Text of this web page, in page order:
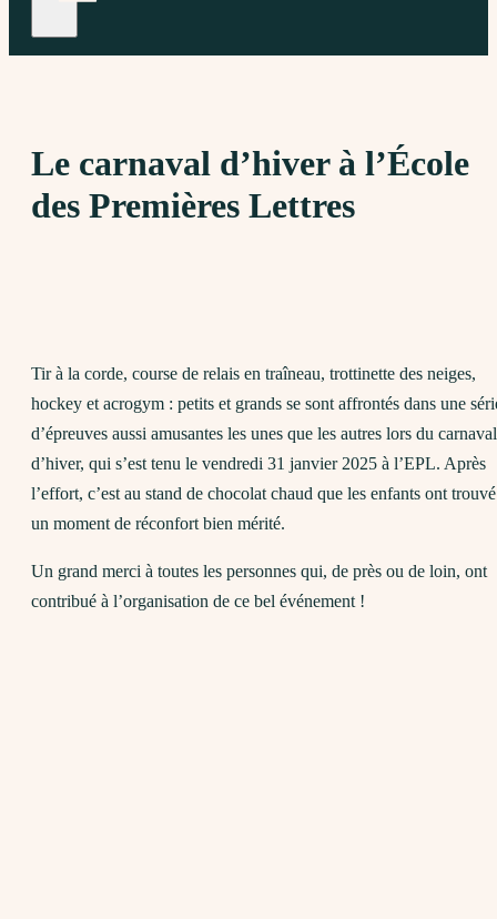
Le carnaval d’hiver à l’École
des Premières Lettres
Tir à la corde, course de relais en traîneau, trottinette des neiges,
hockey et acrogym : petits et grands se sont affrontés dans une
d’épreuves aussi amusantes les unes que les autres lors du carnaval
d’hiver, qui s’est tenu le vendredi 31 janvier 2025 à l’EPL. Après
l’effort, c’est au stand de chocolat chaud que les enfants ont trouvé
un moment de réconfort bien mérité.
Un grand merci à toutes les personnes qui, de près ou de loin, ont
contribué à l’organisation de ce bel événement !